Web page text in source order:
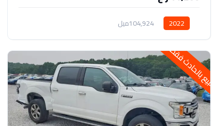
2022 104,924ميل
بالحادث فقط